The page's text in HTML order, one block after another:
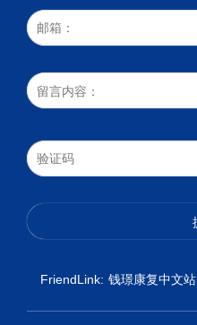
FriendLink: 钱璟康复中文站